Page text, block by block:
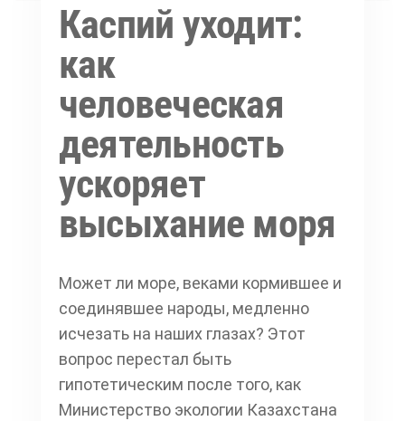
Каспий уходит:
как
человеческая
деятельность
ускоряет
высыхание моря
Может ли море, веками кормившее и
соединявшее народы, медленно
исчезать на наших глазах? Этот
вопрос перестал быть
гипотетическим после того, как
Министерство экологии Казахстана